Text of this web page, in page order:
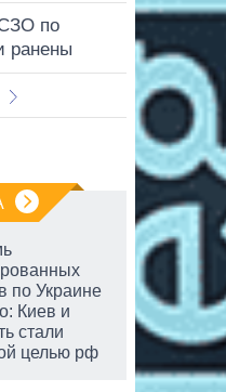
по
ранены
по Украине
Киев и
стали
целью рф